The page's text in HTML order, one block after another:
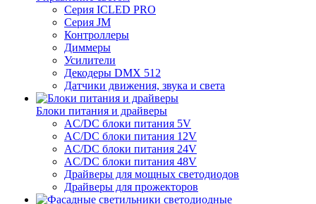
Серия ICLED PRO
Серия JM
Контроллеры
Диммеры
Усилители
Декодеры DMX 512
Датчики движения, звука и света
Блоки питания и драйверы
AC/DC блоки питания 5V
AC/DC блоки питания 12V
AC/DC блоки питания 24V
AC/DC блоки питания 48V
Драйверы для мощных светодиодов
Драйверы для прожекторов